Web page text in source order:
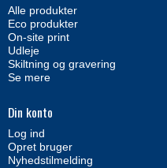
Alle produkter
Eco produkter
On-site print
Udleje
Skiltning og gravering
Se mere
Din konto
Log ind
Opret bruger
Nyhedstilmelding